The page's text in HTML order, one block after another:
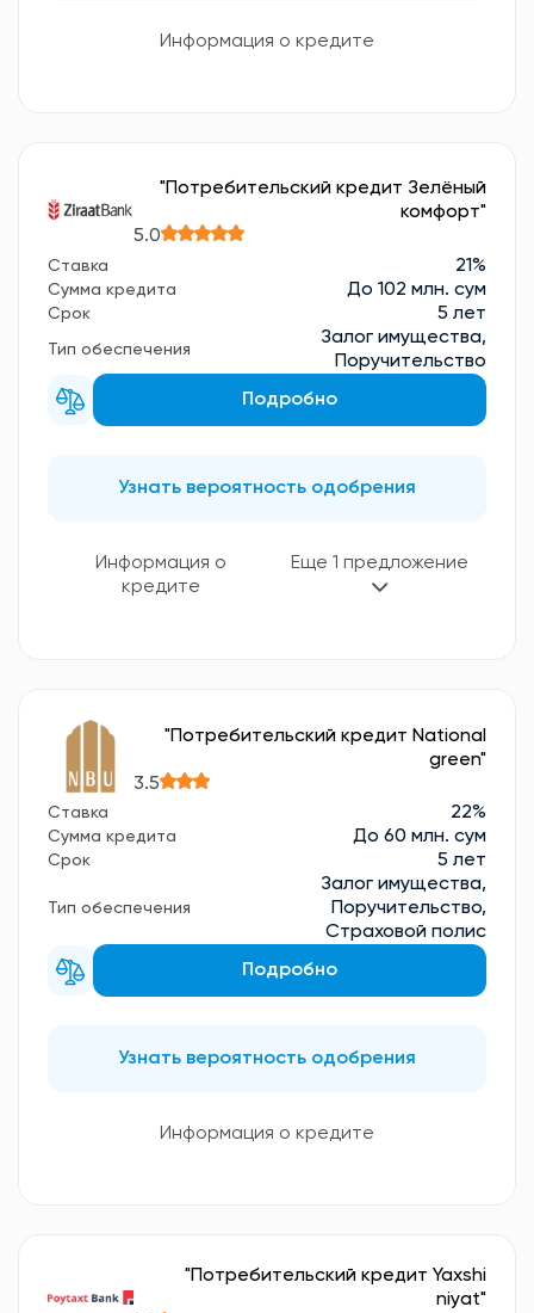
Информация о кредите
"Потребительский кредит Зелёный
комфорт"
5.0
Ставка 21%
Сумма кредита До 102 млн. сум
Срок 5 лет
Тип обеспечения
Залог имущества,
Поручительство
Подробно
Узнать вероятность одобрения
Информация о
кредите
Еще 1 предложение
"Потребительский кредит National
green"
3.5
Ставка 22%
Сумма кредита До 60 млн. сум
Срок 5 лет
Тип обеспечения
Залог имущества,
Поручительство,
Страховой полис
Подробно
Узнать вероятность одобрения
Информация о кредите
"Потребительский кредит Yaxshi
niyat"